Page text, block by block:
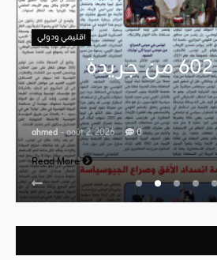
اقليمي ودولي
صدور العدد 602 من جريدة
ahmed - août 2, 2026 0
Read More